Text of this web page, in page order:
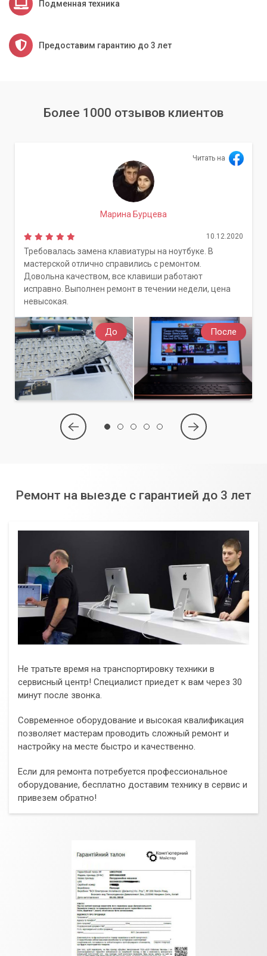
Подменная техника
Предоставим гарантию до 3 лет
Более 1000 отзывов клиентов
До После
Читать на
Марина Бурцева
10.12.2020
Требовалась замена клавиатуры на ноутбуке. В
мастерской отлично справились с ремонтом.
Довольна качеством, все клавиши работают
исправно. Выполнен ремонт в течении недели, цена
невысокая.
Ремонт на выезде с гарантией до 3 лет
Не тратьте время на транспортировку техники в
сервисный центр! Специалист приедет к вам через 30
минут после звонка.
Современное оборудование и высокая квалификация
позволяет мастерам проводить сложный ремонт и
настройку на месте быстро и качественно.
Если для ремонта потребуется профессиональное
оборудование, бесплатно доставим технику в сервис и
привезем обратно!